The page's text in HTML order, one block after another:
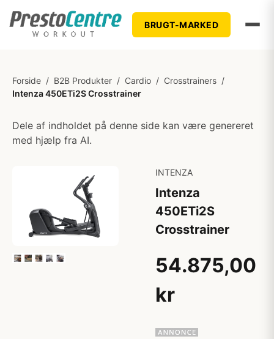
BRUGT-MARKED
Forside / B2B Produkter / Cardio / Crosstrainers /
Intenza 450ETi2S Crosstrainer
Dele af indholdet på denne side kan være genereret
med hjælp fra AI.
INTENZA
Intenza
450ETi2S
Crosstrainer
54.875,00
kr